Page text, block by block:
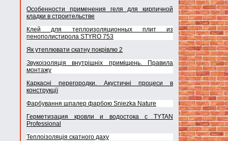
Особенности применения геля для кирпичной
кладки в строительстве
Клей для теплоизоляционных плит из
пенополистирола STYRO 753
Як утеплювати скатну покрівлю 2
Звукоізоляція внутрішніх приміщень. Правила
монтажу
Каркасні перегородки. Акустичні процеси в
конструкції
Фарбування шпалер фарбою Sniezka Nature
Герметизация кровли и водостока с TYTAN
Professional
Теплоізоляція скатного даху